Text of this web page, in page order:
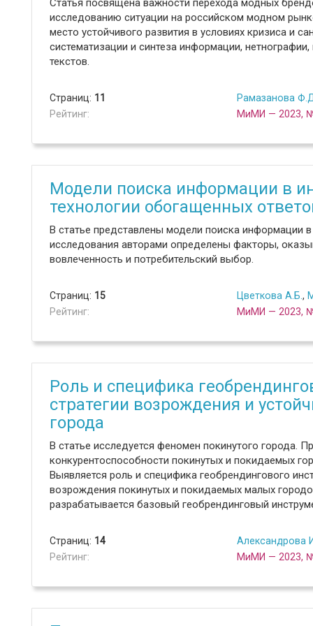
Статья посвящена важности перехода модных
исследованию ситуации на российском модном
место устойчивого развития в условиях кризиса и
систематизации и синтеза информации,
текстов.
Страниц: 11
Рейтинг:
Рамазанова
МиМИ — 2023,
Модели поиска информации в
технологии обогащенных
В статье представлены модели поиска информации
исследования авторами определены факторы,
вовлеченность и потребительский выбор.
Страниц: 15
Рейтинг:
Цветкова А.Б. ,
МиМИ — 2023,
Роль и специфика
стратегии возрождения и
города
В статье исследуется феномен покинутого города.
конкурентоспособности покинутых и покидаемых
Выявляется роль и специфика геобрендингового
возрождения покинутых и покидаемых малых
разрабатывается базовый геобрендинговый
Страниц: 14
Рейтинг:
Александрова
МиМИ — 2023,